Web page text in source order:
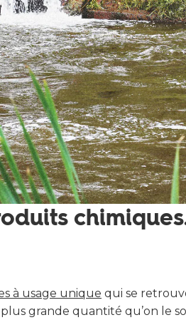
à usage unique qui se
grande quantité qu’on le